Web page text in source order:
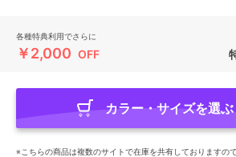
各種特典利用でさらに
￥2,000 OFF
カラー・サイズを選ぶ
※こちらの商品は複数のサイトで在庫を共有しておりますの